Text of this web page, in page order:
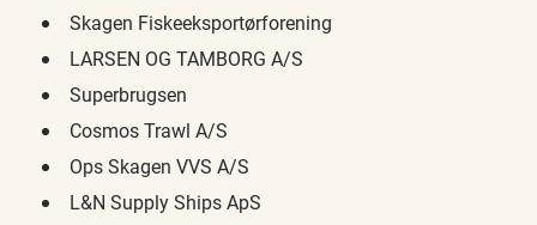
Skagen Fiskeeksportørforening
LARSEN OG TAMBORG A/S
Superbrugsen
Cosmos Trawl A/S
Ops Skagen VVS A/S
L&N Supply Ships ApS